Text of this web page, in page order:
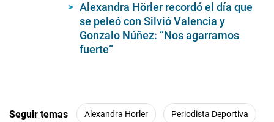
Alexandra Hörler recordó el día que
se peleó con Silvió Valencia y
Gonzalo Núñez: “Nos agarramos
fuerte”
Seguir temas Alexandra Horler Periodista Deportiva